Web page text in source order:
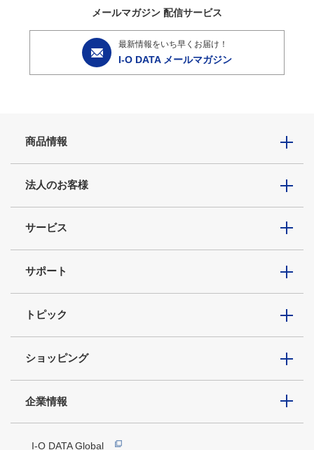
メールマガジン 配信サービス
最新情報をいち早くお届け！
I-O DATA メールマガジン
商品情報
法人のお客様
サービス
サポート
トピック
ショッピング
企業情報
I-O DATA Global